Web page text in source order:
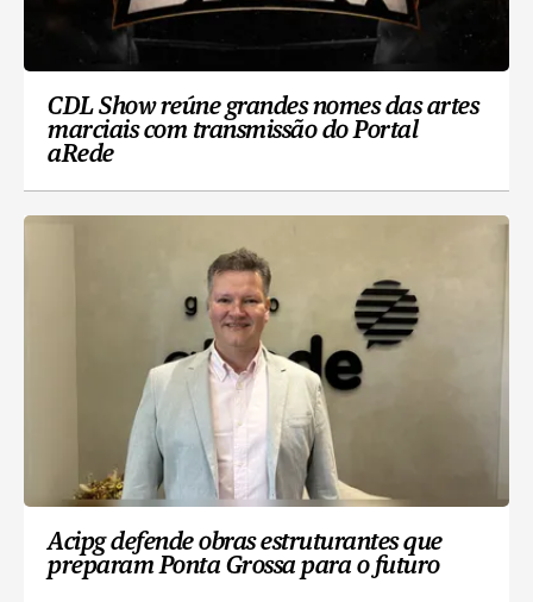
CDL Show reúne grandes nomes das artes
marciais com transmissão do Portal
aRede
Acipg defende obras estruturantes que
preparam Ponta Grossa para o futuro